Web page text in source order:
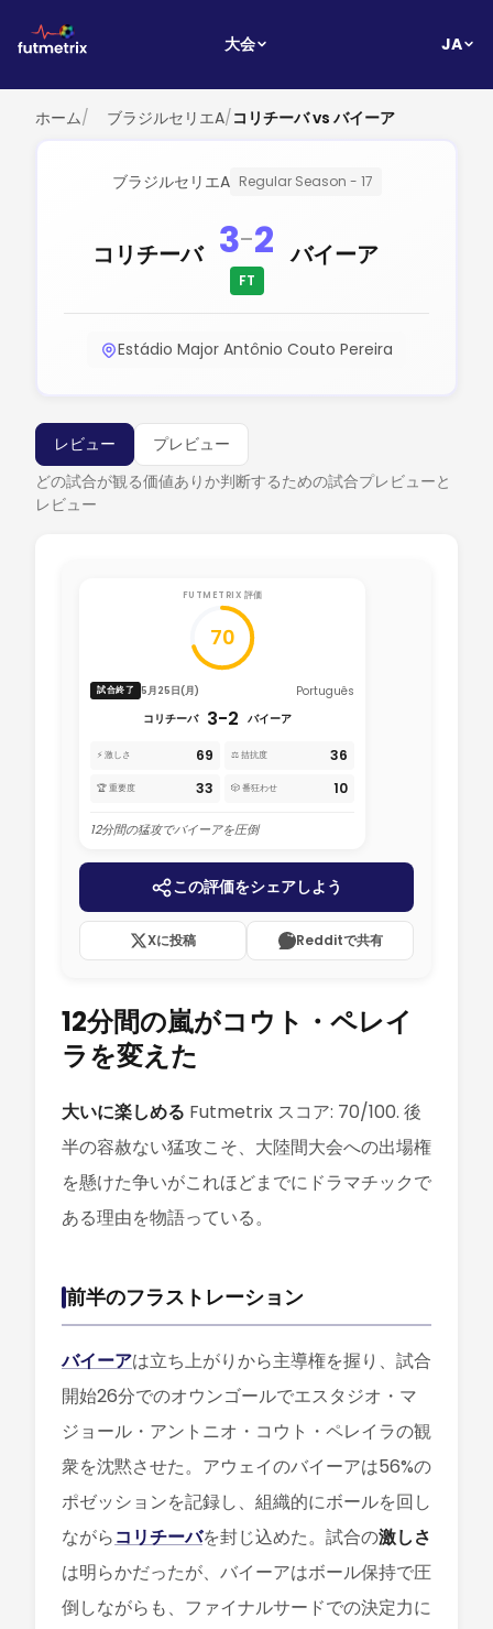
大会 JA
ホーム/ ブラジルセリエA/ コリチーバ vs バイーア
ブラジルセリエA Regular Season - 17
コリチーバ 3-2
FT
バイーア
Estádio Major Antônio Couto Pereira
レビュー
プレビュー
どの試合が観る価値ありか判断するための試合プレビューと
レビュー
FUTMETRIX 評価
70
試合終了 5月25日(月)
Português
コリチーバ
3-2 バイーア
⚡ 激しさ 69 ⚖️ 拮抗度 36
🏆 重要度 33 🎲 番狂わせ 10
12分間の猛攻でバイーアを圧倒
この評価をシェアしよう
Xに投稿 Redditで共有
12分間の嵐がコウト・ペレイ
ラを変えた
大いに楽しめる Futmetrix スコア: 70/100. 後
半の容赦ない猛攻こそ、大陸間大会への出場権
を懸けた争いがこれほどまでにドラマチックで
ある理由を物語っている。
前半のフラストレーション
バイーアは立ち上がりから主導権を握り、試合
開始26分でのオウンゴールでエスタジオ・マ
ジョール・アントニオ・コウト・ペレイラの観
衆を沈黙させた。アウェイのバイーアは56%の
ポゼッションを記録し、組織的にボールを回し
ながらコリチーバを封じ込めた。試合の激しさ
は明らかだったが、バイーアはボール保持で圧
倒しながらも、ファイナルサードでの決定力に